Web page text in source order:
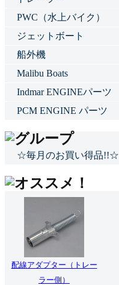
PWC（水上バイク）
ジェットボート
船外機
Malibu Boats
Indmar ENGINEパーツ
PCM ENGINE パーツ
☆毎月のお買い得品!!☆
配線アダプター（トレー
ラー側）